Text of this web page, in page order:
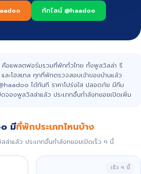
ทักไลน์ @haadoo
อแพลตฟอร์มรวมที่พักทั่วไทย ทั้งพูลวิลล่า รี
ละโฮสเทล ทุกที่พักตรวจสอบเจ้าของบ้านแล้ว
ได้ทันที ราคาโปร่งใส ปลอดภัย มีทีม
จองพูลวิลล่าแล้ว ประเภทอื่นกำลังทยอยเปิดเพิ่ม
มีที่พักประเภทไหนบ้าง
าแล้ว ประเภทอื่นกำลังทยอยเปิดเร็ว ๆ นี้
เร็ว ๆ นี้